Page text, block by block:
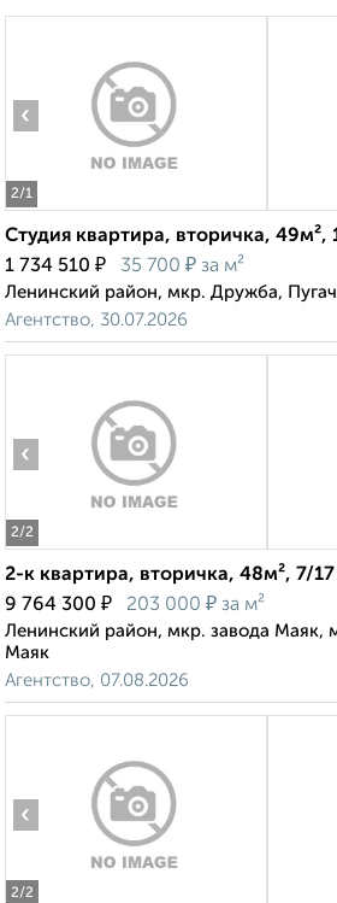
2/1
‹
Студия квартира, вторичка, 49м²,
1 734 510 ₽ 35 700 ₽ за м²
Ленинский район, мкр. Дружба,
Агентство, 30.07.2026
2/2
‹
2-к квартира, вторичка, 48м², 7/
9 764 300 ₽ 203 000 ₽ за м²
Ленинский район, мкр. завода Маяк,
Маяк
Агентство, 07.08.2026
2/2
‹